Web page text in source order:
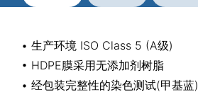
• 生产环境 ISO Class 5 (A级)
• HDPE膜采用无添加剂树脂
• 经包装完整性的染色测试(甲基蓝)